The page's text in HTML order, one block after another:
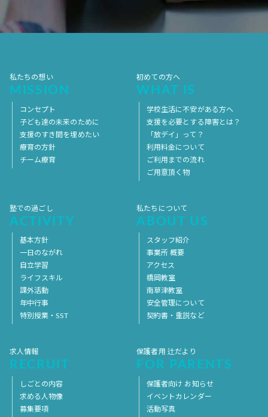
2017年5月
2017年4月
私たちの想い
MISSION
コンセプト
子ども達の未来のために
支援のすき間を埋めたい
療育の方針
チーム療育
初めての方へ
WHAT IS
学校生活に不安がある方へ
支援を必要とする障害とは？
「放デイ」って？
利用料金について
ご利用までの流れ
ご用意頂く物
塾での過ごし
ACTIVITY
基本方針
一日のながれ
自立学習
ライフスキル
課外活動
年中行事
特別授業・SST
私たちについて
ABOUT US
スタッフ紹介
事業所 概要
アクセス
橋岡教室
南草津教室
安全管理について
契約書・重説など
求人情報
RECRUIT
しごとの内容
求める人物像
募集要項
保護者用 辻だより
FOR PARENTS
保護者向け お知らせ
イベントカレンダー
活動写真